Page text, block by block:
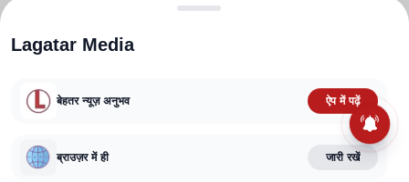
TERMS AND CONDITIONS
CORRECTIONS POLICY
FACT CHECKING POLICY
Lagatar Media Pvt. Ltd.
Lagatar Media
बेहतर न्यूज़ अनुभव ऐप में पढ़ें
ब्राउज़र में ही जारी रखें